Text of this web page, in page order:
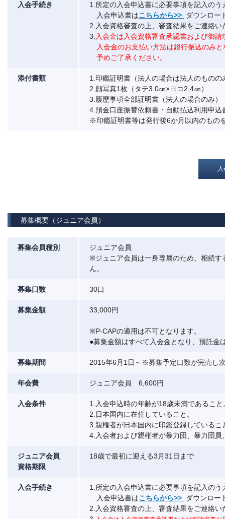
入会手続き
1.所定の入会申込書に必要事項を記入の
入会申込書はこちらから>>
ダウンロー
2.入会資格審査の上、審査結果をご連絡い
3. 入会金は入会資格審査承認書および御
入会金のお支払い方法は銀行振込のみ
予めご了承ください。
添付書類
1.印鑑証明書（法人の場合は法人のものの
2.顔写真1枚（タテ3.0㎝×ヨコ2.4㎝）
3.履歴事項全部証明書（法人の場合のみ）
4.預金口座振替依頼書・自動払込利用申
※印鑑証明書等は発行後6か月以内のもの
募集概要（ジュニア会員）
募集会員種別
ジュニア会員
※ジュニア会員は一身専属のため、相続す
ん。
募集口数 30口
募集金額 33,000円
※P-CAPの適用は不可となります。
●募集金額はすべて入会金となり、預託金
募集期間 2015年6月1日～※募集予定口数が完売し
年会費 ジュニア会員 6,600円
入会条件
1.入会申込時の年齢が18歳未満であること
2.日本国内に在住していること。
3.親権者が日本国内に印鑑登録しているこ
4.入会者および親権者が暴力団、暴力団
ジュニア会員
資格期限
18歳で最初に迎える3月31日まで
入会手続き
1.所定の入会申込書に必要事項を記入の
入会申込書はこちらから>>
ダウンロー
2.入会資格審査の上、審査結果をご連絡い